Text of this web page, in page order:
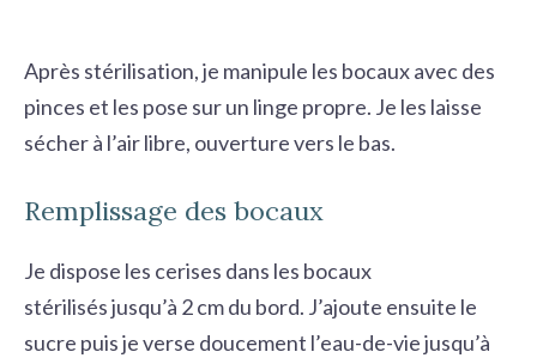
Après stérilisation, je manipule les bocaux avec des
pinces et les pose sur un linge propre. Je les laisse
sécher à l’air libre, ouverture vers le bas.
Remplissage des bocaux
Je dispose les cerises dans les bocaux
stérilisésjusqu’à 2 cm du bord. J’ajoute ensuite le
sucre puis je verse doucement l’eau-de-vie jusqu’à